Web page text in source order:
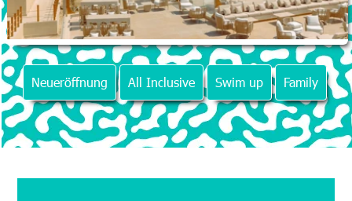
Neueröffnung All Inclusive Swim up Family